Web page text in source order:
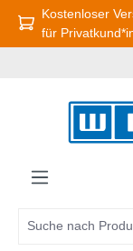
Zum Hauptinhalt
Kostenloser
für